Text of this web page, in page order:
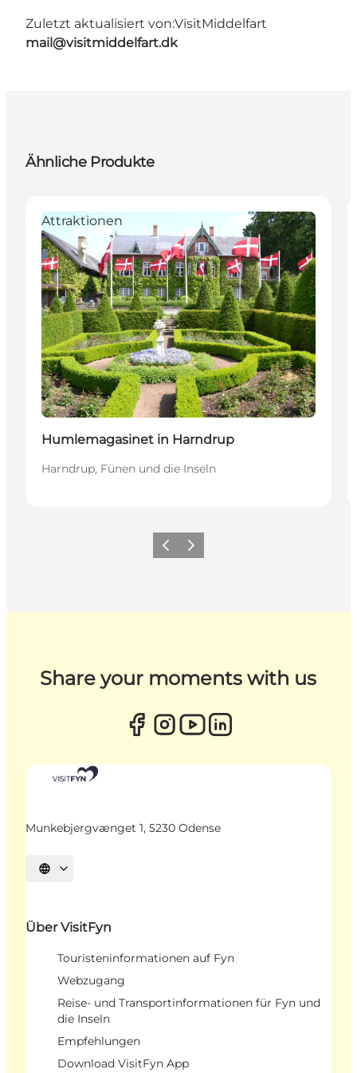
Zuletzt aktualisiert von:VisitMiddelfart
mail@visitmiddelfart.dk
Ähnliche Produkte
Attraktionen
Humlemagasinet in Harndrup
Harndrup, Fünen und die Inseln
ZurückWeiter
Share your moments with us
Munkebjergvænget 1, 5230 Odense
Sprache auswählen
Über VisitFyn
Touristeninformationen auf Fyn
Webzugang
Reise- und Transportinformationen für Fyn und
die Inseln
Empfehlungen
Download VisitFyn App